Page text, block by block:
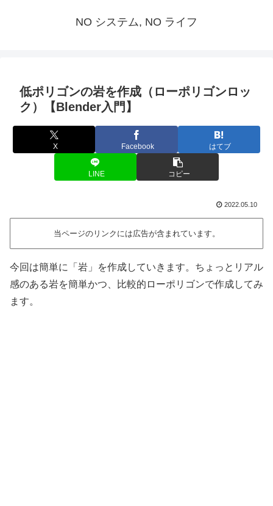
NO システム, NO ライフ
低ポリゴンの岩を作成（ローポリゴンロッ
ク）【Blender入門】
X Facebook はてブ
LINE コピー
2022.05.10
当ページのリンクには広告が含まれています。
今回は簡単に「岩」を作成していきます。ちょっとリアル
感のある岩を簡単かつ、比較的ローポリゴンで作成してみ
ます。